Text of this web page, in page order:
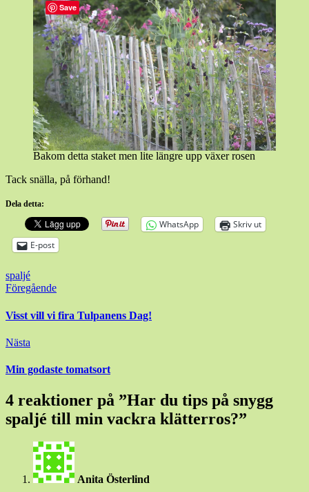
Bakom detta staket men lite längre upp växer rosen
Tack snälla, på förhand!
Dela detta:
WhatsApp
Skriv ut
E-post
spaljé
Inläggsnavigering
Föregående
Visst vill vi fira Tulpanens Dag!
Nästa
Min godaste tomatsort
4 reaktioner på ”Har du tips på snygg
spaljé till min vackra klätterros?”
Anita Österlind
Save